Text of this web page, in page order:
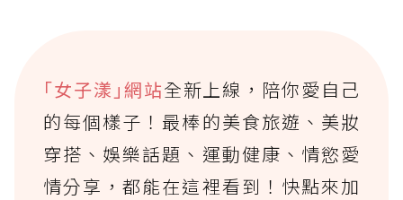
｢女子漾｣網站全新上線，陪你愛自己
的每個樣子！最棒的美食旅遊、美妝
穿搭、娛樂話題、運動健康、情慾愛
情分享，都能在這裡看到！快點來加